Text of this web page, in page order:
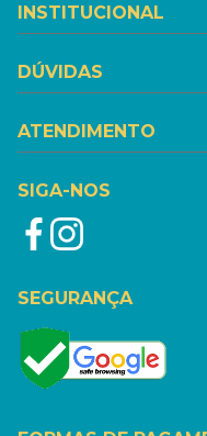
INSTITUCIONAL
DÚVIDAS
ATENDIMENTO
SIGA-NOS
SEGURANÇA